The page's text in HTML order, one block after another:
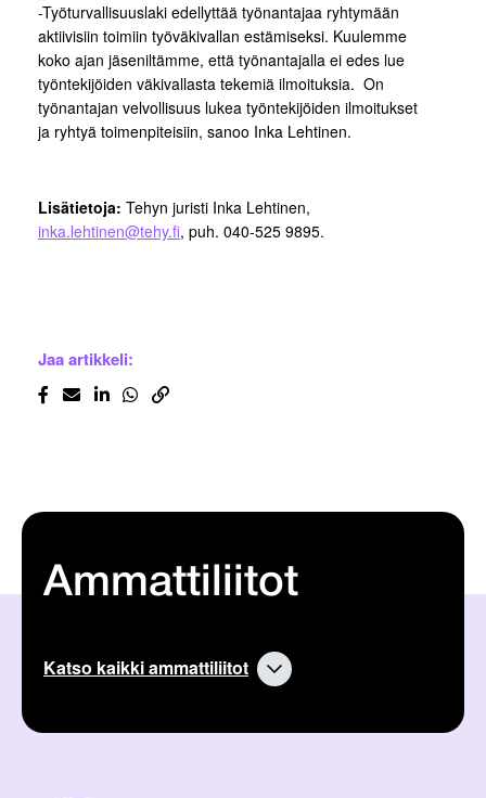
-Työturvallisuuslaki edellyttää työnantajaa ryhtymään
aktiivisiin toimiin työväkivallan estämiseksi. Kuulemme
koko ajan jäseniltämme, että työnantajalla ei edes lue
työntekijöiden väkivallasta tekemiä ilmoituksia. On
työnantajan velvollisuus lukea työntekijöiden ilmoitukset
ja ryhtyä toimenpiteisiin, sanoo Inka Lehtinen.
Lisätietoja: Tehyn juristi Inka Lehtinen,
inka.lehtinen@tehy.fi, puh. 040-525 9895.
Jaa artikkeli:
Ammattiliitot
Katso kaikki ammattiliitot